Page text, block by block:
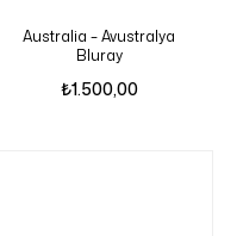
Australia – Avustralya
Bluray
₺1.500,00